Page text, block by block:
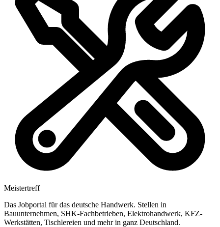
Meistertreff
Das Jobportal für das deutsche Handwerk. Stellen in
Bauunternehmen, SHK-Fachbetrieben, Elektrohandwerk, KFZ-
Werkstätten, Tischlereien und mehr in ganz Deutschland.